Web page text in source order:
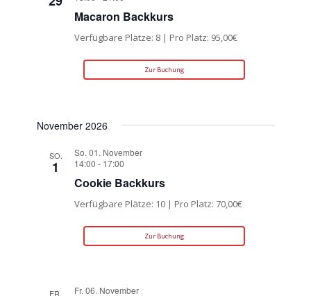
Macaron Backkurs
Verfügbare Plätze: 8 | Pro Platz: 95,00€
Zur Buchung
November 2026
SO.
1
So. 01. November
14:00 - 17:00
Cookie Backkurs
Verfügbare Plätze: 10 | Pro Platz: 70,00€
Zur Buchung
FR.
Fr. 06. November